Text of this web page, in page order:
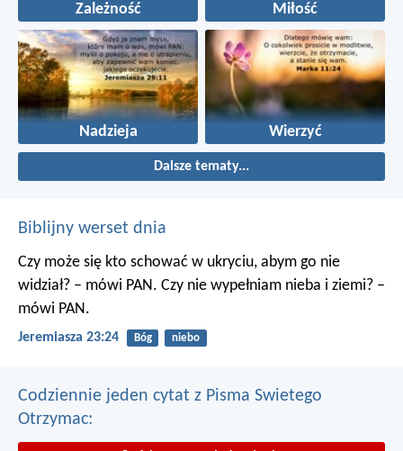
Zależność Miłość
Nadzieja Wierzyć
Dalsze tematy...
Biblijny werset dnia
Czy może się kto schować w ukryciu, abym go nie
widział? – mówi PAN. Czy nie wypełniam nieba i ziemi? –
mówi PAN.
Jeremiasza 23:24 Bóg niebo
Codziennie jeden cytat z Pisma Swietego
Otrzymac: